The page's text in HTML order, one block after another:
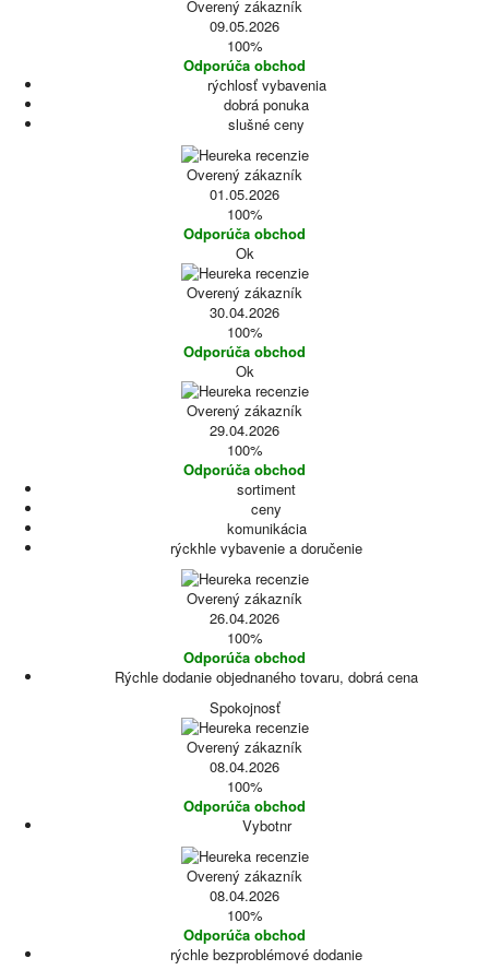
Overený zákazník
09.05.2026
100%
Odporúča obchod
rýchlosť vybavenia
dobrá ponuka
slušné ceny
Overený zákazník
01.05.2026
100%
Odporúča obchod
Ok
Overený zákazník
30.04.2026
100%
Odporúča obchod
Ok
Overený zákazník
29.04.2026
100%
Odporúča obchod
sortiment
ceny
komunikácia
rýckhle vybavenie a doručenie
Overený zákazník
26.04.2026
100%
Odporúča obchod
Rýchle dodanie objednaného tovaru, dobrá cena
Spokojnosť
Overený zákazník
08.04.2026
100%
Odporúča obchod
Vybotnr
Overený zákazník
08.04.2026
100%
Odporúča obchod
rýchle bezproblémové dodanie